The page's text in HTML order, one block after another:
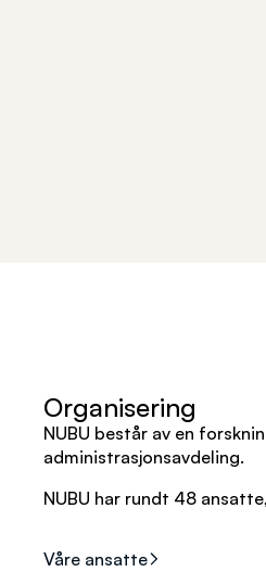
Organisering
NUBU består av en
administrasjonsavdeling.
NUBU har rundt 48
Våre ansatte